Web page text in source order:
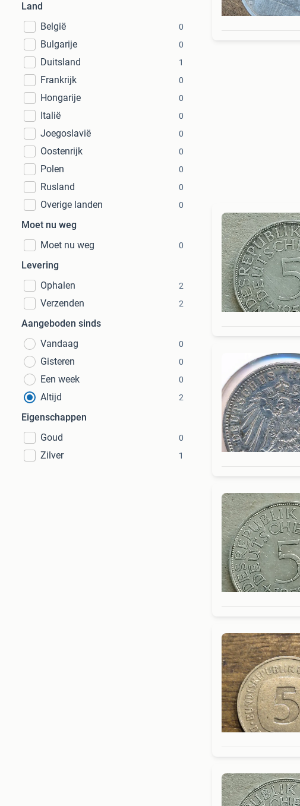
Land
België
0
Bulgarije 0
Duitsland 1
Frankrijk 0
Hongarije 0
Italië 0
Joegoslavië 0
Oostenrijk 0
Polen 0
Rusland 0
Overige landen 0
Moet nu weg
Moet nu weg
0
Levering
Ophalen
2
Verzenden 2
Aangeboden sinds
Vandaag
0
Gisteren 0
Een week 0
Altijd 2
Eigenschappen
Goud
0
Zilver 1